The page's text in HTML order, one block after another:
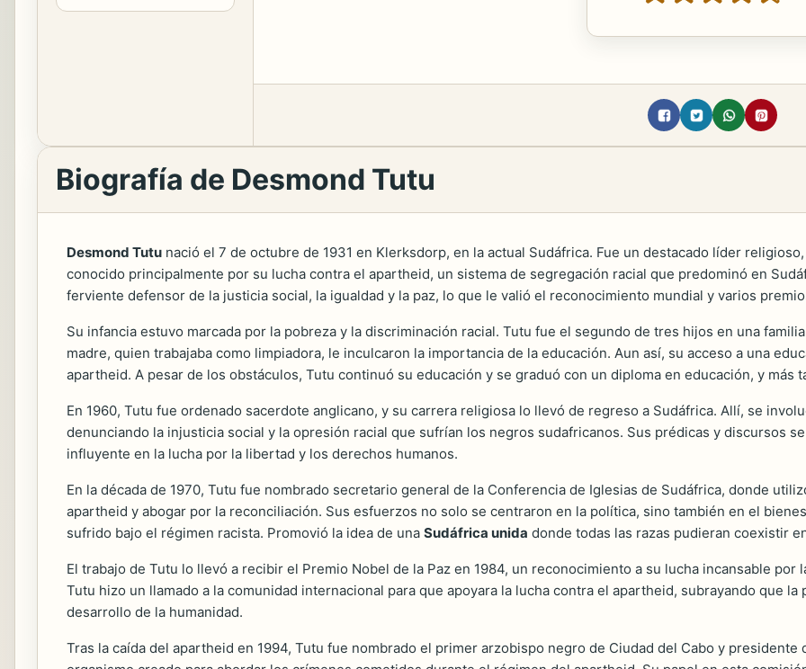
Biografía de Desmond Tutu
Desmond Tutu nació el 7 de octubre de 1931 en Klerksdorp, en la actual Sudáfrica. Fue un destacado líder
conocido principalmente por su lucha contra el apartheid, un sistema de segregación racial que predominó en
ferviente defensor de la justicia social, la igualdad y la paz, lo que le valió el reconocimiento mundial y varios
Su infancia estuvo marcada por la pobreza y la discriminación racial. Tutu fue el segundo de tres hijos en una
madre, quien trabajaba como limpiadora, le inculcaron la importancia de la educación. Aun así, su acceso a una
apartheid. A pesar de los obstáculos, Tutu continuó su educación y se graduó con un diploma en educación, y más
En 1960, Tutu fue ordenado sacerdote anglicano, y su carrera religiosa lo llevó de regreso a Sudáfrica. Allí, se
denunciando la injusticia social y la opresión racial que sufrían los negros sudafricanos. Sus prédicas y discursos
influyente en la lucha por la libertad y los derechos humanos.
En la década de 1970, Tutu fue nombrado secretario general de la Conferencia de Iglesias de Sudáfrica, donde
apartheid y abogar por la reconciliación. Sus esfuerzos no solo se centraron en la política, sino también en el
sufrido bajo el régimen racista. Promovió la idea de una Sudáfrica unida donde todas las razas pudieran coexistir
El trabajo de Tutu lo llevó a recibir el Premio Nobel de la Paz en 1984, un reconocimiento a su lucha incansable
Tutu hizo un llamado a la comunidad internacional para que apoyara la lucha contra el apartheid, subrayando que
desarrollo de la humanidad.
Tras la caída del apartheid en 1994, Tutu fue nombrado el primer arzobispo negro de Ciudad del Cabo y presidente